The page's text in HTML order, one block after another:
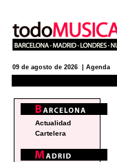
09 de agosto de 2026 | Agenda
Actualidad
Cartelera